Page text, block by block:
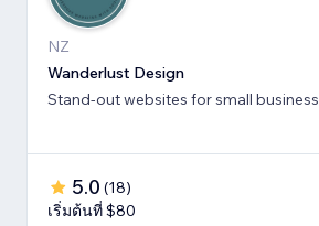
NZ
Wanderlust Design
Stand-out websites for small business
5.0 (18)
เริ่มต้นที่ $80